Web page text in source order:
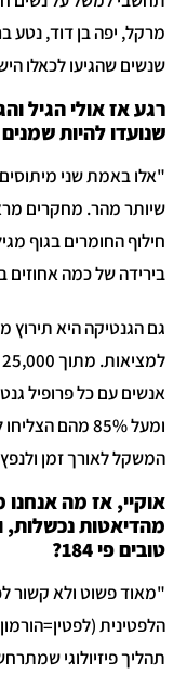
מרקל, יפה בן דוד, נטע
שנשים שהגיעו לכאלו
רגע אז אולי הגיל
שנועדו להיות
"אלו באמת שני
שיותר מהר. מחקרים
בירידה של כמה
גם הגנטיקה היא תירוץ
אנשים עם כל פרופיל
ומעל 85% מהם
המשקל לאורך זמן
מהדיאטות
טובים פי 184?
"מאוד פשוט ולא קשור
הלפטינית
תהליך פיזיולוגי